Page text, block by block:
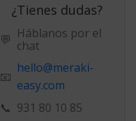
¿Tienes dudas?
💬 Háblanos por el
chat
📧
hello@meraki-
easy.com
📞 931 80 10 85